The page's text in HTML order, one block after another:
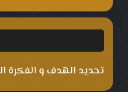
تحديد الهدف و الفكرة